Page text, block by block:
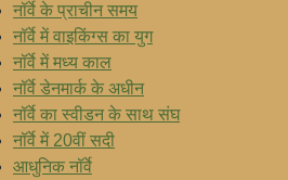
नॉर्वे के प्राचीन समय
नॉर्वे में वाइकिंग्स का युग
नॉर्वे में मध्य काल
नॉर्वे डेनमार्क के अधीन
नॉर्वे का स्वीडन के साथ संघ
नॉर्वे में 20वीं सदी
आधुनिक नॉर्वे